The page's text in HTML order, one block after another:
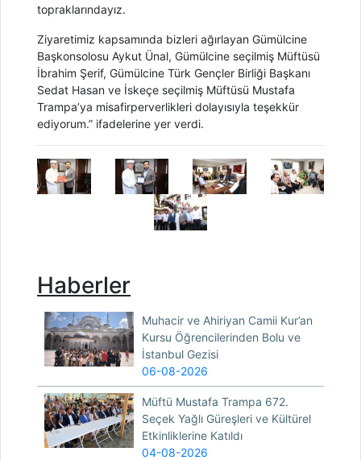
topraklarındayız.
Ziyaretimiz kapsamında bizleri ağırlayan Gümülcine
Başkonsolosu Aykut Ünal, Gümülcine seçilmiş Müftüsü
İbrahim Şerif, Gümülcine Türk Gençler Birliği Başkanı
Sedat Hasan ve İskeçe seçilmiş Müftüsü Mustafa
Trampa’ya misafirperverlikleri dolayısıyla teşekkür
ediyorum.” ifadelerine yer verdi.
Haberler
Muhacir ve Ahiriyan Camii Kur’an
Kursu Öğrencilerinden Bolu ve
İstanbul Gezisi
06-08-2026
Müftü Mustafa Trampa 672.
Seçek Yağlı Güreşleri ve Kültürel
Etkinliklerine Katıldı
04-08-2026